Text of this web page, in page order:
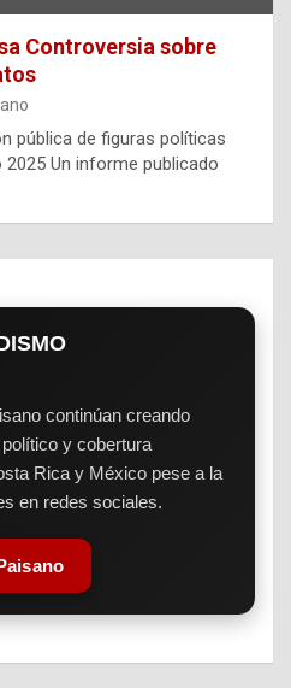
Controversia sobre
pública de figuras políticas
Un informe publicado
continúan creando
y cobertura
Rica y México pese a la
en redes sociales.